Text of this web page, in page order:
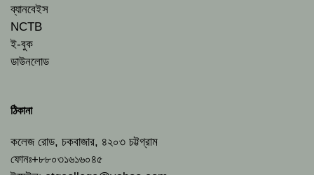
ব্যানবেইস
NCTB
ই-বুক
ডাউনলোড
ঠিকানা
কলেজ রোড, চকবাজার, ৪২০৩ চট্টগ্রাম
ফোনঃ+৮৮০৩১৬১৬০৪৫